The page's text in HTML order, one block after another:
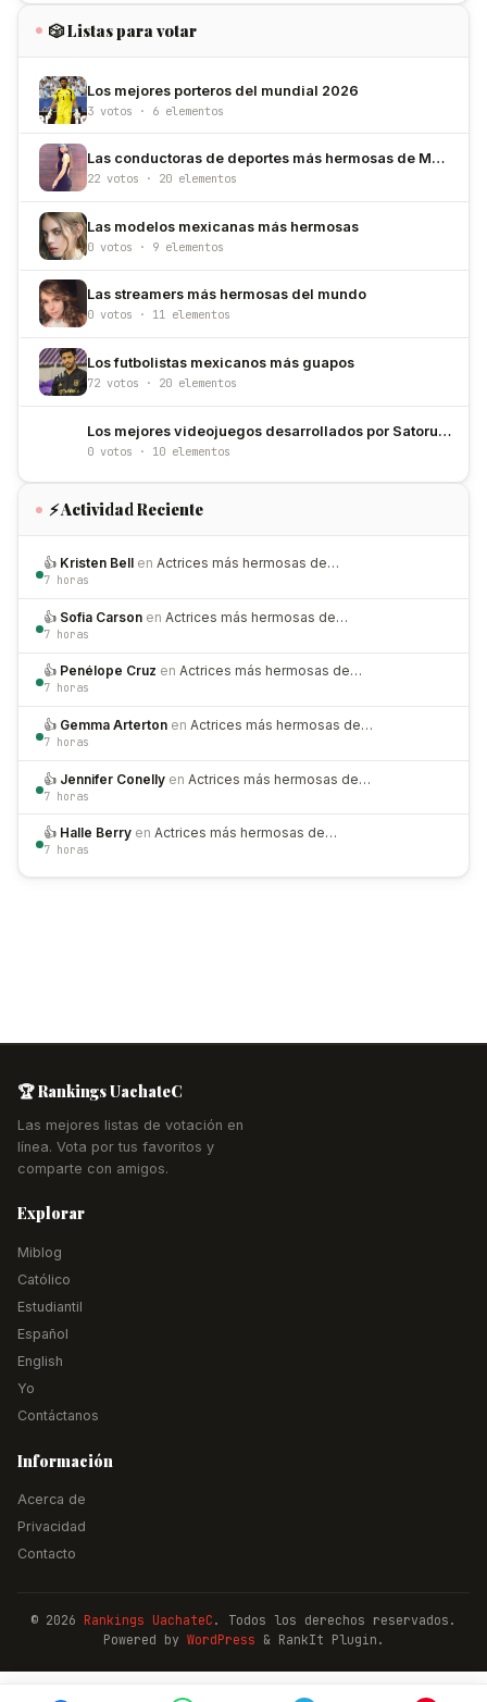
🎲 Listas para votar
Los mejores porteros del mundial 2026
3 votos · 6 elementos
Las conductoras de deportes más hermosas de México
22 votos · 20 elementos
Las modelos mexicanas más hermosas
0 votos · 9 elementos
Las streamers más hermosas del mundo
0 votos · 11 elementos
Los futbolistas mexicanos más guapos
72 votos · 20 elementos
Los mejores videojuegos desarrollados por Satoru Iwata
0 votos · 10 elementos
⚡ Actividad Reciente
👍 Kristen Bell en Actrices más hermosas de…
7 horas
👍 Sofia Carson en Actrices más hermosas de…
7 horas
👍 Penélope Cruz en Actrices más hermosas de…
7 horas
👍 Gemma Arterton en Actrices más hermosas de…
7 horas
👍 Jennifer Conelly en Actrices más hermosas de…
7 horas
👍 Halle Berry en Actrices más hermosas de…
7 horas
🏆 Rankings UachateC
Las mejores listas de votación en
línea. Vota por tus favoritos y
comparte con amigos.
Explorar
Miblog
Católico
Estudiantil
Español
English
Yo
Contáctanos
Información
Acerca de
Privacidad
Contacto
© 2026 Rankings UachateC . Todos los derechos reservados.
Powered by WordPress & RankIt Plugin.